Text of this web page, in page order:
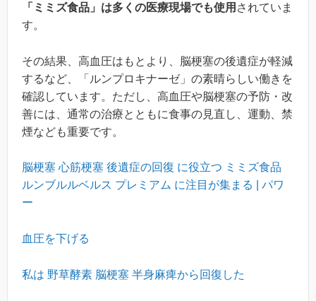
「ミミズ食品」は多くの医療現場でも使用 されていま
す。
その結果、高血圧はもとより、脳梗塞の後遺症が軽減
するなど、「ルンプロキナーゼ」の素晴らしい働きを
確認しています。ただし、高血圧や脳梗塞の予防・改
善には、通常の治療とともに食事の見直し、運動、禁
煙なども重要です。
脳梗塞 心筋梗塞 後遺症の回復 に役立つ ミミズ食品
ルンブルルベルス プレミアム に注目が集まる | パワ
ー
血圧を下げる
私は 野草酵素 脳梗塞 半身麻痺から回復した